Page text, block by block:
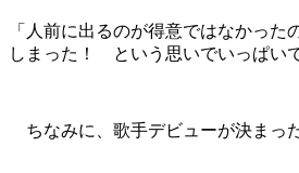
「人前に出るのが得意ではなかっ
しまった！ という思いでいっぱい
ちなみに、歌手デビューが決まっ